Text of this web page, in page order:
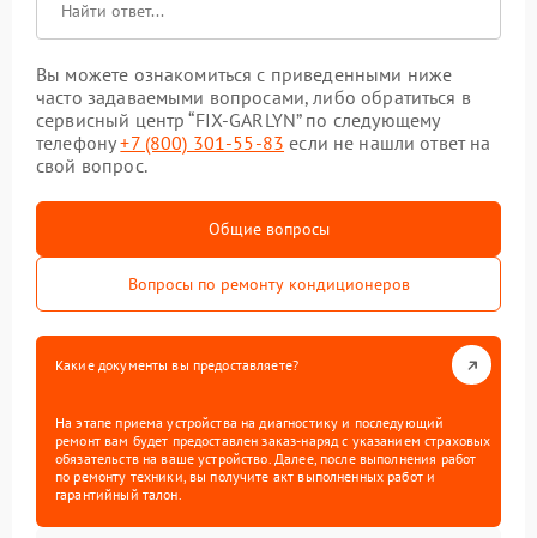
Вы можете ознакомиться с приведенными ниже
часто задаваемыми вопросами, либо обратиться в
сервисный центр “FIX-GARLYN” по следующему
телефону+7 (800) 301-55-83 если не нашли ответ на
свой вопрос.
Общие вопросы
Вопросы по ремонту кондиционеров
Какие документы вы предоставляете?
На этапе приема устройства на диагностику и последующий
ремонт вам будет предоставлен заказ-наряд с указанием страховых
обязательств на ваше устройство. Далее, после выполнения работ
по ремонту техники, вы получите акт выполненных работ и
гарантийный талон.